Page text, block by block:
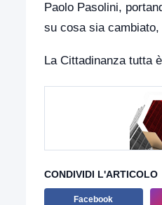
Paolo Pasolini,
su cosa sia
La Cittadinanza tutta
CONDIVIDI L'ARTICOLO
Facebook